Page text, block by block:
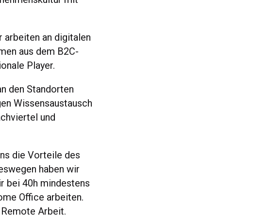
arbeiten an digitalen
aus dem B2C-
Player.
den Standorten
Wissensaustausch
und
die Vorteile des
haben wir
bei 40h mindestens
Office arbeiten.
Arbeit.